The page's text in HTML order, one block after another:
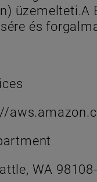
üzemelteti.A
és
WA